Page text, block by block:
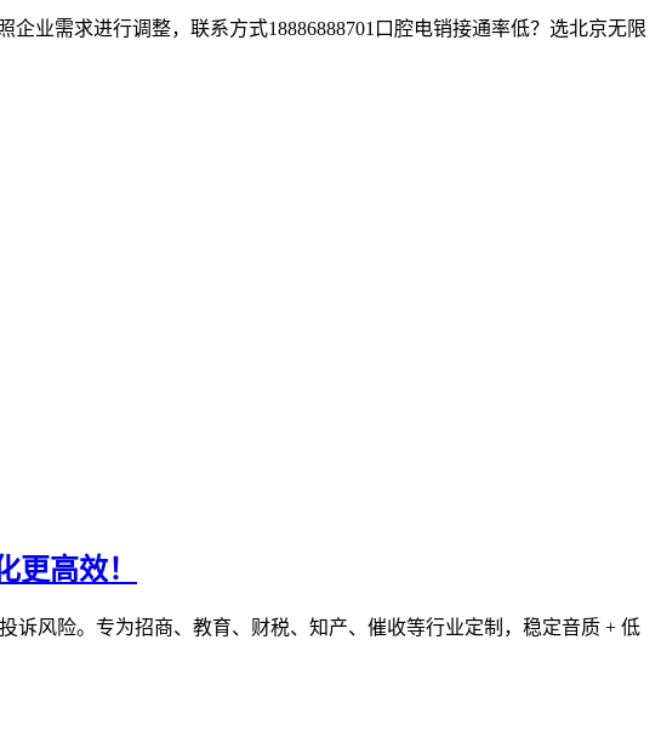
业需求进行调整，联系方式18886888701口腔电销接通率低？选北京无限
高效！
诉风险。专为招商、教育、财税、知产、催收等行业定制，稳定音质 + 低